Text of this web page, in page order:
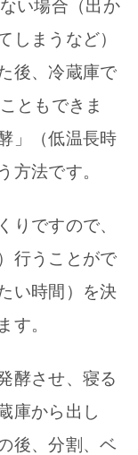
い場合（出か
しまうなど）
後、冷蔵庫で
ともできま
」（低温長時
方法です。
りですので、
行うことがで
い時間）を決
す。
酵させ、寝る
庫から出し
後、分割、ベ